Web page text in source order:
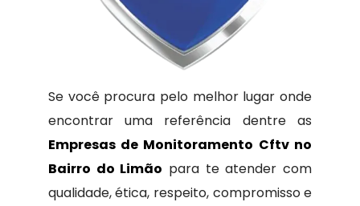
Se você procura pelo melhor lugar onde
encontrar uma referência dentre as
Empresas de Monitoramento Cftv no
Bairro do Limão para te atender com
qualidade, ética, respeito, compromisso e